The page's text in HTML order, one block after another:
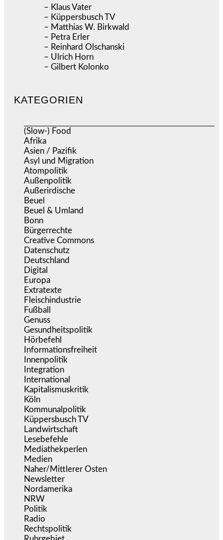
– Klaus Vater
– Küppersbusch TV
– Matthias W. Birkwald
– Petra Erler
– Reinhard Olschanski
– Ulrich Horn
– Gilbert Kolonko
KATEGORIEN
(Slow-) Food
Afrika
Asien / Pazifik
Asyl und Migration
Atompolitik
Außenpolitik
Außerirdische
Beuel
Beuel & Umland
Bonn
Bürgerrechte
Creative Commons
Datenschutz
Deutschland
Digital
Europa
Extratexte
Fleischindustrie
Fußball
Genuss
Gesundheitspolitik
Hörbefehl
Informationsfreiheit
Innenpolitik
Integration
International
Kapitalismuskritik
Köln
Kommunalpolitik
Küppersbusch TV
Landwirtschaft
Lesebefehle
Mediathekperlen
Medien
Naher/Mittlerer Osten
Newsletter
Nordamerika
NRW
Politik
Radio
Rechtspolitik